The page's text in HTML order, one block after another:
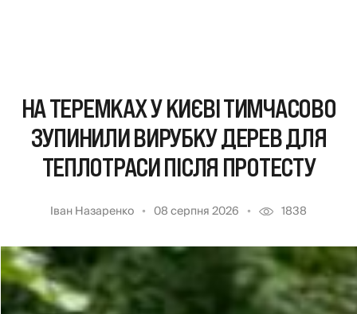
НА ТЕРЕМКАХ У КИЄВІ ТИМЧАСОВО
ЗУПИНИЛИ ВИРУБКУ ДЕРЕВ ДЛЯ
ТЕПЛОТРАСИ ПІСЛЯ ПРОТЕСТУ
Іван Назаренко 08 серпня 2026 1838